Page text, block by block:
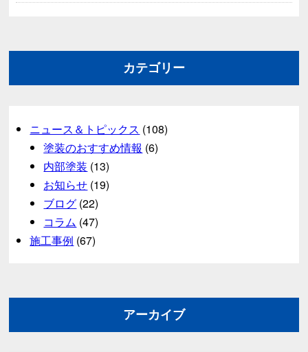
カテゴリー
ニュース＆トピックス (108)
塗装のおすすめ情報 (6)
内部塗装 (13)
お知らせ (19)
ブログ (22)
コラム (47)
施工事例 (67)
アーカイブ